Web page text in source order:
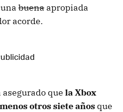
buena apropiada
acorde.
asegurado que la Xbox
otros siete años que